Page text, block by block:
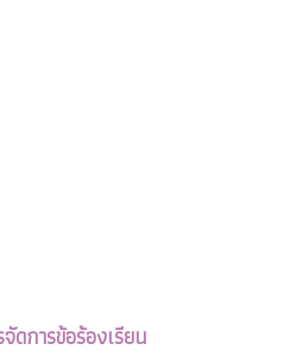
ดการข้อร้องเรียน